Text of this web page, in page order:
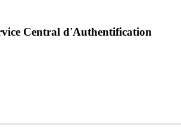
Central d'Authentification